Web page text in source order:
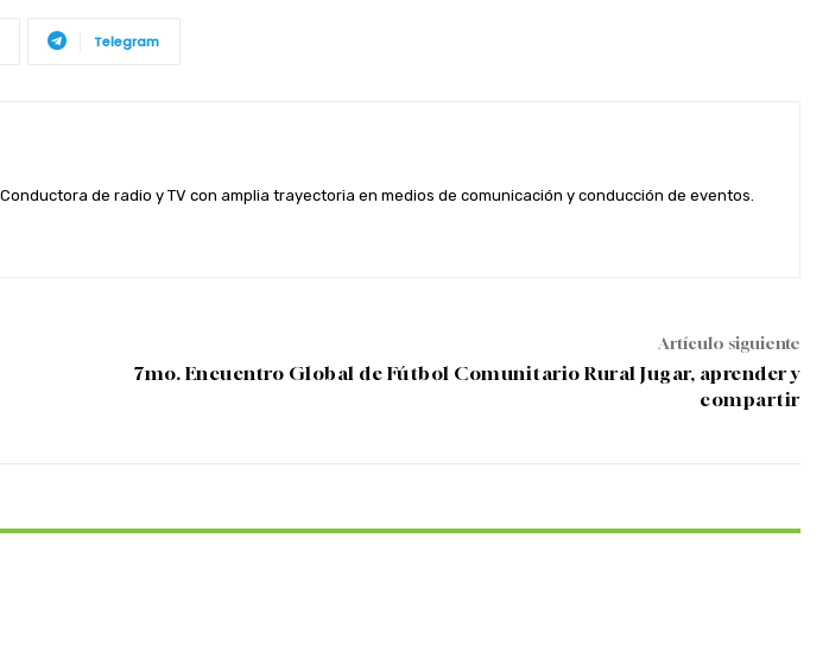
Telegram
de radio y TV con amplia trayectoria en medios de comunicación y conducción de eventos.
Artículo siguiente
7mo. Encuentro Global de Fútbol Comunitario Rural Jugar, aprender y
compartir